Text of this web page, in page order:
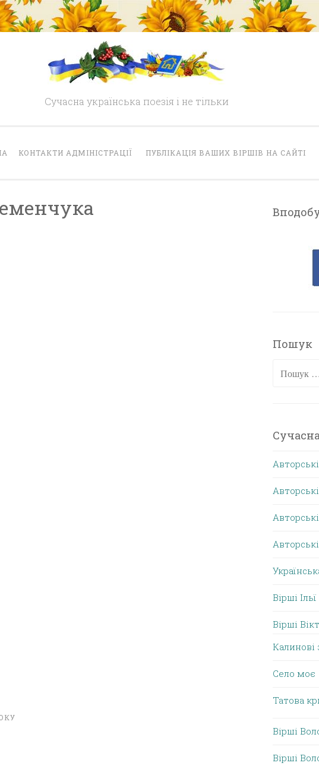
Сучасна українська поезія і не тільки
КОНТАКТИ АДМІНІСТРАЦІЇ ПУБЛІКАЦІЯ ВАШИХ ВІРШІВ НА САЙТІ
Пошук
Пошук:
Вірші
Вірші
Калинові
Село моє
Татова
Вірші
Вірші